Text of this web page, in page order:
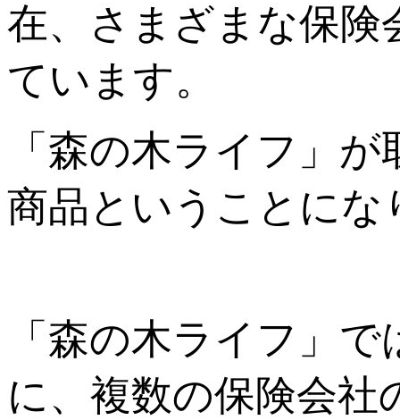
在、さまざまな保険
ています。
「森の木ライフ」
商品ということにな
「森の木ライフ」
に、複数の保険会